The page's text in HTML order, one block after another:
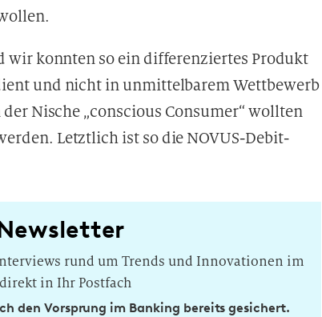
wir konnten so ein differenziertes Produkt
und nicht in unmittelbarem Wettbewerb
Nische „conscious Consumer“ wollten
Letztlich ist so die NOVUS-Debit-
rund um Trends und Innovationen im
in Ihr Postfach
den Vorsprung im Banking bereits gesichert.